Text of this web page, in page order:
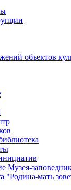
объектов
Музея-
"Родина-мать